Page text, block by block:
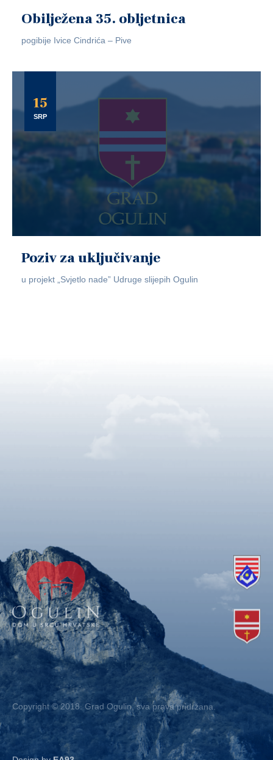
Obilježena 35. obljetnica
pogibije Ivice Cindrića – Pive
15
SRP
Poziv za uključivanje
u projekt „Svjetlo nade” Udruge slijepih Ogulin
Copyright © 2018. Grad Ogulin, sva prava pridržana.
Design by EA93